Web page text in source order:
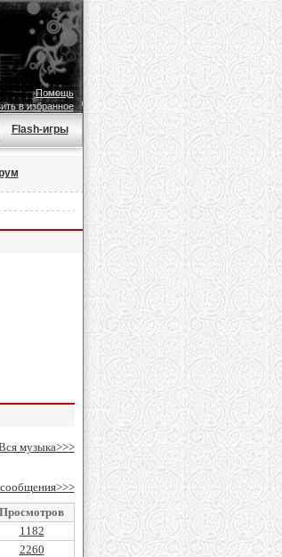
Помощь
в избранное
Flash-игры
музыка>>>
Просмотров
1182
2260